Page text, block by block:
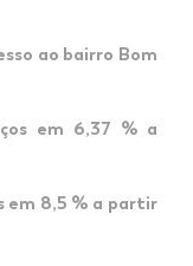
ao bairro Bom
em 6,37 % a
em 8,5 % a partir